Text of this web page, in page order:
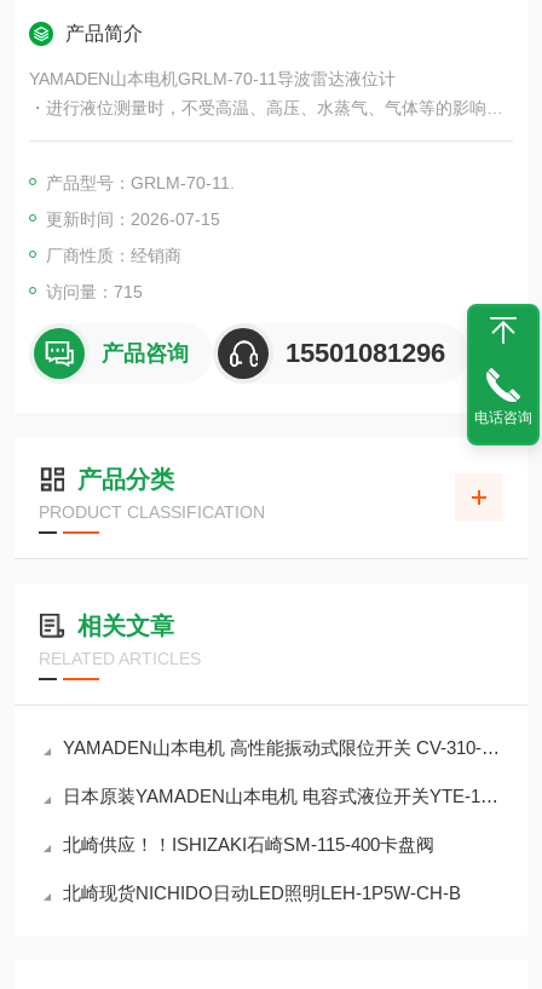
产品简介
YAMADEN山本电机GRLM-70-11导波雷达液位计
・进行液位测量时，不受高温、高压、水蒸气、气体等的影响。
・ 应对液体特性的变化。
・是易于布线的 2 线式。
产品型号：GRLM-70-11.
更新时间：2026-07-15
厂商性质：经销商
访问量：715
产品咨询 15501081296
产品分类
PRODUCT CLASSIFICATION
相关文章
RELATED ARTICLES
YAMADEN山本电机 高性能振动式限位开关 CV-310-RD
日本原装YAMADEN山本电机 电容式液位开关YTE-13N2
北崎供应！！ISHIZAKI石崎SM-115-400卡盘阀
北崎现货NICHIDO日动LED照明LEH-1P5W-CH-B
电话咨询